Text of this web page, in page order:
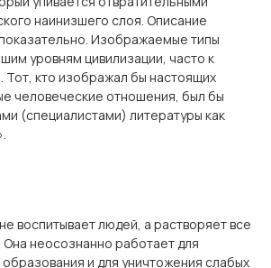
наинизшего слоя. Описание
Изображаемые типы
уровням цивилизации, часто к
Тот, кто изображал бы настоящих
человечес­кие отношения, был бы
(специалистами) литературы как
воспитывает людей, а растворяет все
Она неосознанно работает для
и для уничтожения слабых